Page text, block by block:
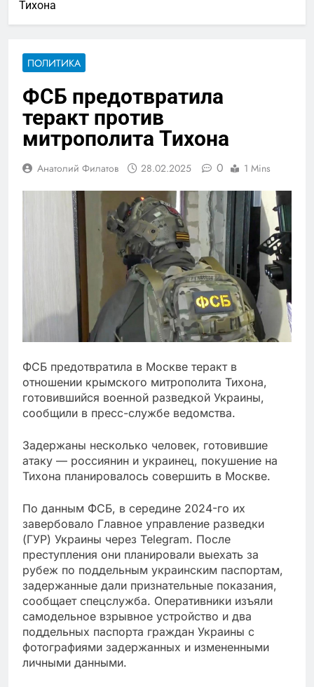
Тихона
ПОЛИТИКА
ФСБ предотвратила
теракт против
митрополита Тихона
Анатолий Филатов 28.02.2025 0 1 Mins
ФСБ предотвратила в Москве теракт в
отношении крымского митрополита Тихона,
готовившийся военной разведкой Украины,
сообщили в пресс-службе ведомства.
Задержаны несколько человек, готовившие
атаку — россиянин и украинец, покушение на
Тихона планировалось совершить в Москве.
По данным ФСБ, в середине 2024-го их
завербовало Главное управление разведки
(ГУР) Украины через Telegram. После
преступления они планировали выехать за
рубеж по поддельным украинским паспортам,
задержанные дали признательные показания,
сообщает спецслужба. Оперативники изъяли
самодельное взрывное устройство и два
поддельных паспорта граждан Украины с
фотографиями задержанных и измененными
личными данными.